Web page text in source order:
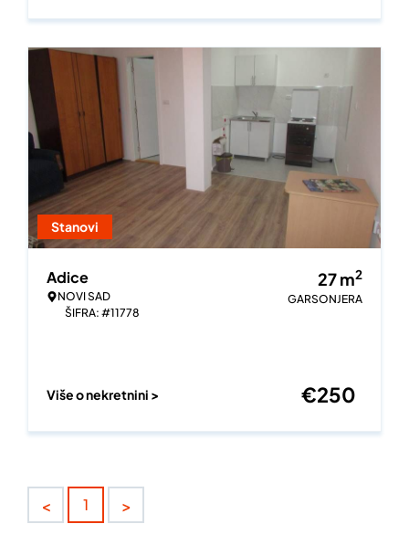
Stanovi
Adice
NOVI SAD
ŠIFRA: #11778
27m2
GARSONJERA
Više o nekretnini > €250
< 1 >